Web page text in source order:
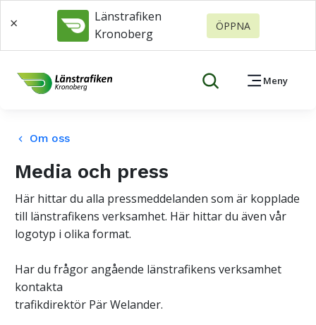
×
Länstrafiken
Kronoberg
ÖPPNA
Meny
keyboard_arrow_left Om oss
Media och press
Här hittar du alla pressmeddelanden som är kopplade
till länstrafikens verksamhet. Här hittar du även vår
logotyp i olika format.
Har du frågor angående länstrafikens verksamhet
kontakta
trafikdirektör Pär Welander.